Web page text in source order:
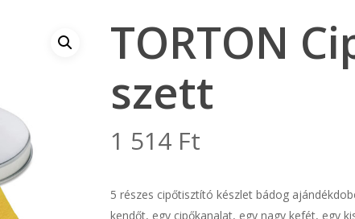
TORTON
szett
1 514 Ft
5 részes cipőtisztító készlet bádog
kendőt, egy cipőkanalat, egy nagy kefét, egy